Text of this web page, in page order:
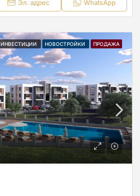
Эл. адрес WhatsApp
ИНВЕСТИЦИИ НОВОСТРОЙКИ ПРОДАЖА